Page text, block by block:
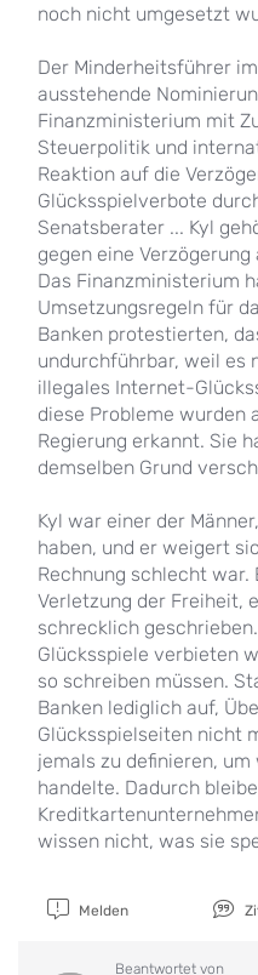
noch nicht umgesetzt
Der Minderheitsführer
ausstehende
Finanzministerium mit
Steuerpolitik und
Reaktion auf die
Glücksspielverbote
Senatsberater ... Kyl
gegen eine
Das Finanzministerium
Umsetzungsregeln für
Banken protestierten,
undurchführbar, weil es
illegales Internet-
diese Probleme wurden
Regierung erkannt. Sie
demselben Grund
Kyl war einer der
haben, und er weigert
Rechnung schlecht war.
Verletzung der Freiheit,
schrecklich
Glücksspiele verbieten
so schreiben müssen.
Banken lediglich auf,
Glücksspielseiten nicht
jemals zu definieren,
handelte. Dadurch
wissen nicht, was sie
Melden
Beantwortet von